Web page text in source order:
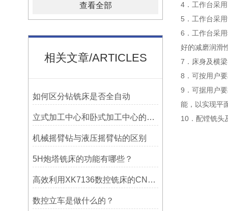
查看全部
相关文章/ARTICLES
如何区分钻铣床是否全自动
立式加工中心和卧式加工中心的区别
机械摇臂钻与液压摇臂钻的区别
5H炮塔铣床的功能有哪些？
高效利用XK7136数控铣床的CNC系统？
数控立车是做什么的？
4．工作台采
5．工作台采
6．工作台采
好的减磨润滑
7．床身及横
8．可按用户
9．可据用户
能，以实现平
10．配镗铣头